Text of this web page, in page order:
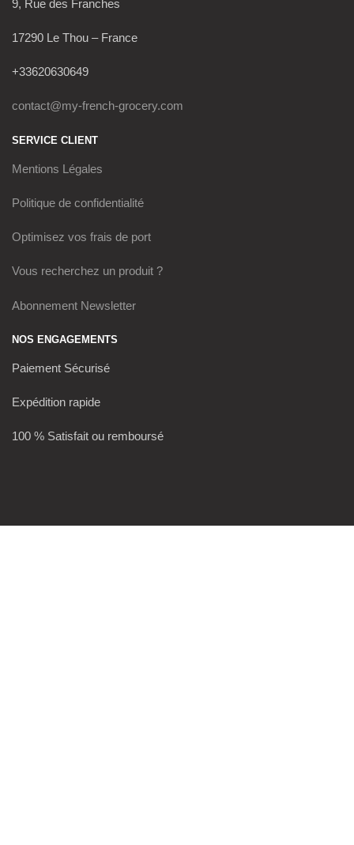
9, Rue des Franches
17290 Le Thou – France
+33620630649
contact@my-french-grocery.com
SERVICE CLIENT
Mentions Légales
Politique de confidentialité
Optimisez vos frais de port
Vous recherchez un produit ?
Abonnement Newsletter
NOS ENGAGEMENTS
Paiement Sécurisé
Expédition rapide
100 % Satisfait ou remboursé